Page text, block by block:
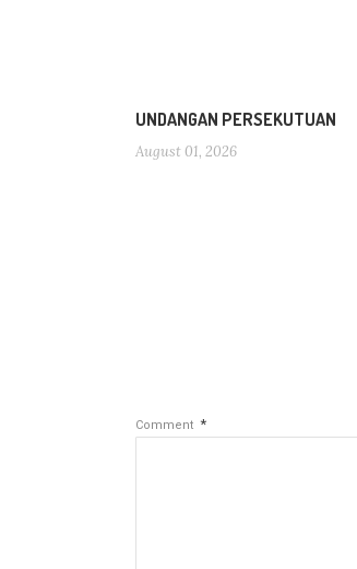
UNDANGAN PERSEKUTUAN
August 01, 2026
Comment *